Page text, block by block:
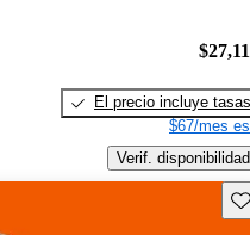
El precio incluye tasas
$67/mes
Verif. disponibilidad